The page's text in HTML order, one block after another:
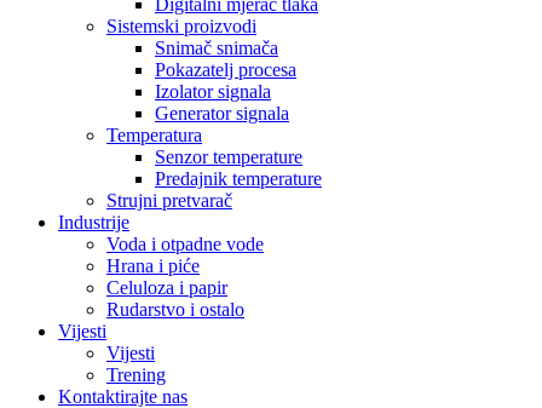
Digitalni mjerač tlaka
Sistemski proizvodi
Snimač snimača
Pokazatelj procesa
Izolator signala
Generator signala
Temperatura
Senzor temperature
Predajnik temperature
Strujni pretvarač
Industrije
Voda i otpadne vode
Hrana i piće
Celuloza i papir
Rudarstvo i ostalo
Vijesti
Vijesti
Trening
Kontaktirajte nas